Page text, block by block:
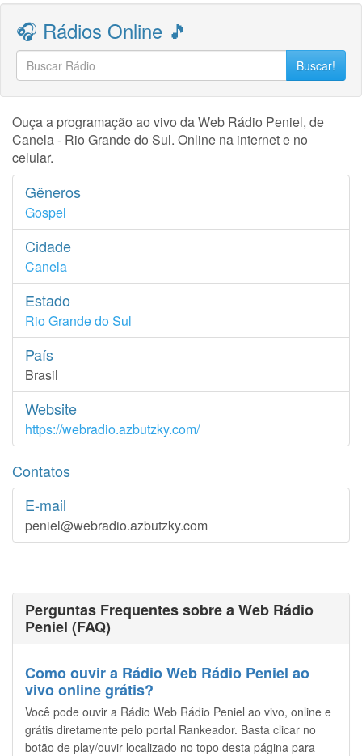
🎧 Rádios Online 🎵
Buscar!
Ouça a programação ao vivo da Web Rádio Peniel, de
Canela - Rio Grande do Sul. Online na internet e no
celular.
Gêneros
Gospel
Cidade
Canela
Estado
Rio Grande do Sul
País
Brasil
Website
https://webradio.azbutzky.com/
Contatos
E-mail
peniel@webradio.azbutzky.com
Perguntas Frequentes sobre a Web Rádio
Peniel (FAQ)
Como ouvir a Rádio Web Rádio Peniel ao
vivo online grátis?
Você pode ouvir a Rádio Web Rádio Peniel ao vivo, online e
grátis diretamente pelo portal Rankeador. Basta clicar no
botão de play/ouvir localizado no topo desta página para